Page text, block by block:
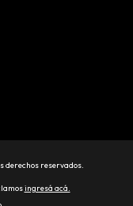
derechos reservados.
ingresá acá.